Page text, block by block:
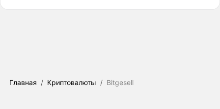
Главная / Криптовалюты / Bitgesell